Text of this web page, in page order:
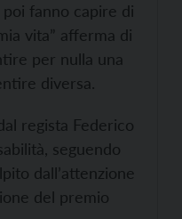
fanno capire di
vita” afferma di
per nulla una
diversa.
regista Federico
seguendo
dall’attenzione
del premio